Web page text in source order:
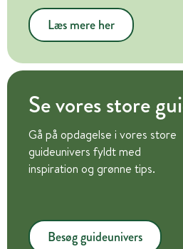
Læs mere her
Se vores store
Gå på opdagelse i vores store
guideunivers fyldt med
inspiration og grønne tips.
Besøg guideunivers